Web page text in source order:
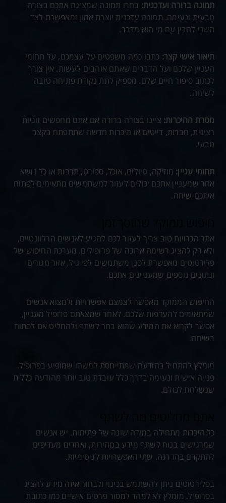
תמונה ברורה ועדכנית: בחרו תמונה שמציגה אתכם בצורה
טבעית ונעימה. תמונה עדכנית יוצרת אמון ומאפשרת לצד
השני להבין עם מי הוא מדבר.
תיאור אישי קצר: כתבו כמה משפטים על עצמכם, על תחומי
העניין שלכם ועל הדברים שאתם אוהבים לעשות. אין צורך
לכתוב סיפור חיים שלם. מספיק לתת נקודת פתיחה טובה
לשיחה.
מטרת ההיכרות: ציינו בצורה ברורה אם אתם מחפשים זוגיות
רצינית, חברות, דייטים או היכרות חדשה שתתפתח בקצב
טבעי.
תחומי עניין: מוזיקה, טיולים, אוכל, ספורט, תרבות או כל נושא
אחר שמעניין אתכם יכולים לעזור למשתמשים מתאימים לפתוח
איתכם שיחה.
אתר הכרויות טוב צריך לעזור לכם להגיע לאנשים הרלוונטיים,
ולא רק להציג רשימה ארוכה של פרופילים. מערכת החיפוש של
פלירטוטים מאפשרת לסנן משתמשים לפי גיל, אזור מגורים
ונתונים נוספים שמעניינים אתכם.
החיפוש הממוקד מאפשר לצמצם אפשרויות ולמצוא אנשים
שמתאימים להעדפות שלכם. לאחר שמצאתם פרופיל מעניין,
אפשר לקרוא את המידע שהוא בחר לשתף ולהחליט אם לפתוח
בשיחה.
מומלץ להתחיל בהודעה שמתייחסת למשהו שמופיע בפרופיל.
פנייה אישית ונעימה בדרך כלל עובדת טוב יותר מהודעה כללית
שנשלחת לכולם.
כל היכרות מתחילה במידה שונה של פתיחות. יש אנשים
שמרגישים בנוח לשתף מידע במהירות, ואחרים מעדיפים
להתקדם בהדרגה. שתי האפשרויות לגיטימיות.
בפלירטוטים ניתן להשתמש בכינוי ולבחור איזה מידע להציג
בפרופיל. מומלץ לא למהר למסור פרטים אישיים כמו כתובת